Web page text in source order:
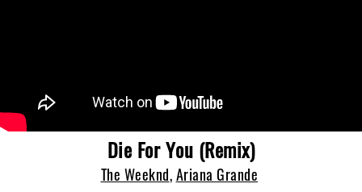
Die For You (Remix)
The Weeknd,Ariana Grande